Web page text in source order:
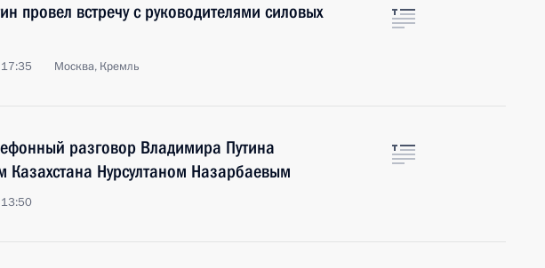
провел встречу с руководителями силовых
Москва, Кремль
разговор Владимира Путина
Казахстана Нурсултаном Назарбаевым